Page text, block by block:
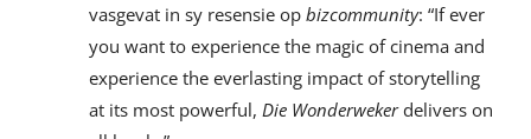
vasgevat in sy resensie op bizcommunity: “If ever
you want to experience the magic of cinema and
experience the everlasting impact of storytelling
at its most powerful, Die Wonderwekerdelivers on